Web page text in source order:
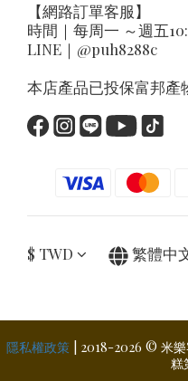
【網路訂單客服】
時間｜每周一 ～週五
LINE｜ @puh8288c
本店產品已投保富邦產
$ TWD 繁體中
隱私權政策| 2018-2026 © 米樂
糕